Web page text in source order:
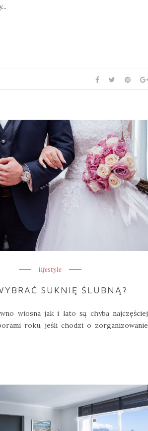
lifestyle
SUKNIĘ ŚLUBNĄ?
wiosna jak i lato są chyba najczęściej
roku, jeśli chodzi o zorganizowanie